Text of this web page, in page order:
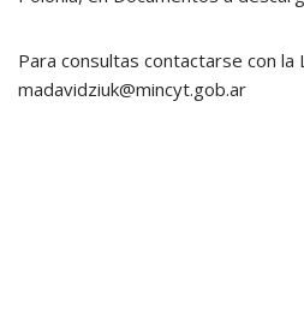
Para consultas contactarse con la
madavidziuk@mincyt.gob.ar